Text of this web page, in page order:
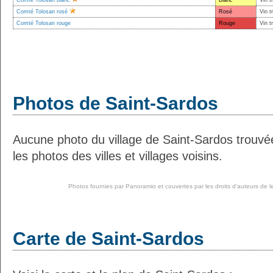
Comté Tolosan rosé
Rosé
Vin
Comté Tolosan rouge
Rouge Vin
Photos de Saint-Sardos
Aucune photo du village de Saint-Sardos
les photos des villes et villages voisins.
Photos fournies par Panoramio et couvertes par les droits d'auteurs de
Carte de Saint-Sardos